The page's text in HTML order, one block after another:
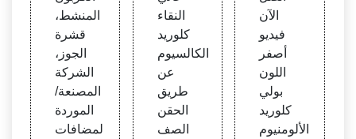
Abra
sives
Fact
ory
المنشط،
قشرة
الجوز،
الشركة
المصنعة/
الموردة
لمضافات
ي الط
النقاء
كلوريد
الكالسيوم
عن
طريق
الحقن
الصف
لأكسد
ة الم
طاطي
ة
الآن
فيديو
أصفر
اللون
بولي
كلوريد
الألومنيوم